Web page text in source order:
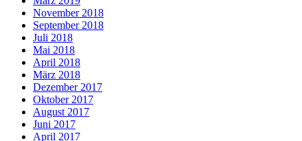
November 2018
September 2018
Juli 2018
Mai 2018
April 2018
März 2018
Dezember 2017
Oktober 2017
August 2017
Juni 2017
April 2017